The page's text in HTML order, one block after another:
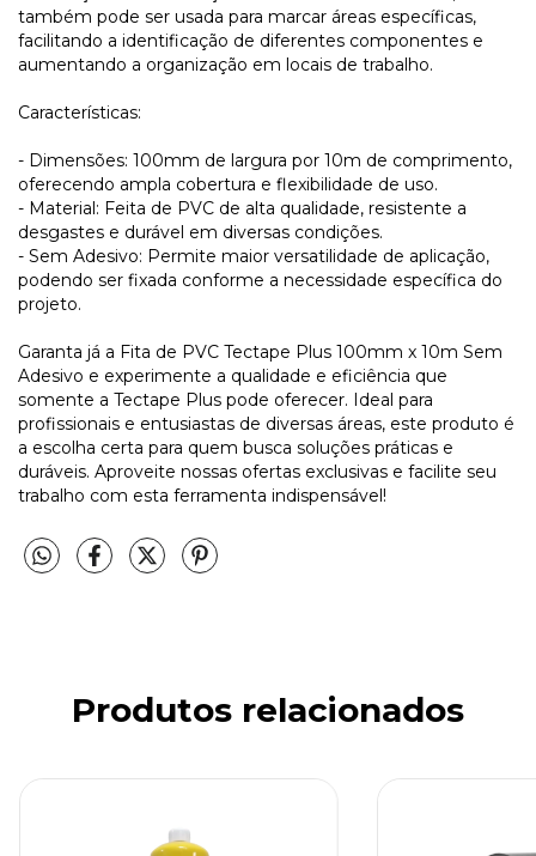
também pode ser usada para marcar áreas específicas,
facilitando a identificação de diferentes componentes e
aumentando a organização em locais de trabalho.
Características:
- Dimensões: 100mm de largura por 10m de comprimento,
oferecendo ampla cobertura e flexibilidade de uso.
- Material: Feita de PVC de alta qualidade, resistente a
desgastes e durável em diversas condições.
- Sem Adesivo: Permite maior versatilidade de aplicação,
podendo ser fixada conforme a necessidade específica do
projeto.
Garanta já a Fita de PVC Tectape Plus 100mm x 10m Sem
Adesivo e experimente a qualidade e eficiência que
somente a Tectape Plus pode oferecer. Ideal para
profissionais e entusiastas de diversas áreas, este produto é
a escolha certa para quem busca soluções práticas e
duráveis. Aproveite nossas ofertas exclusivas e facilite seu
trabalho com esta ferramenta indispensável!
Produtos relacionados